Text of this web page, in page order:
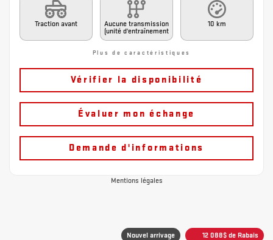
Traction avant
Aucune transmission
(unité d'entraînement
10 km
Plus de caractéristiques
Vérifier la disponibilité
Évaluer mon échange
Demande d'informations
Mentions légales
Nouvel arrivage 12 088$ de Rabais